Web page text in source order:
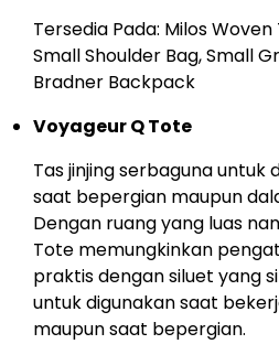
Tersedia Pada: Milos
Small Shoulder Bag, Small
Bradner Backpack
Voyageur Q Tote
Tas jinjing serbaguna untuk
saat bepergian maupun
Dengan ruang yang luas
Tote memungkinkan
praktis dengan siluet yang
untuk digunakan saat
maupun saat bepergian.